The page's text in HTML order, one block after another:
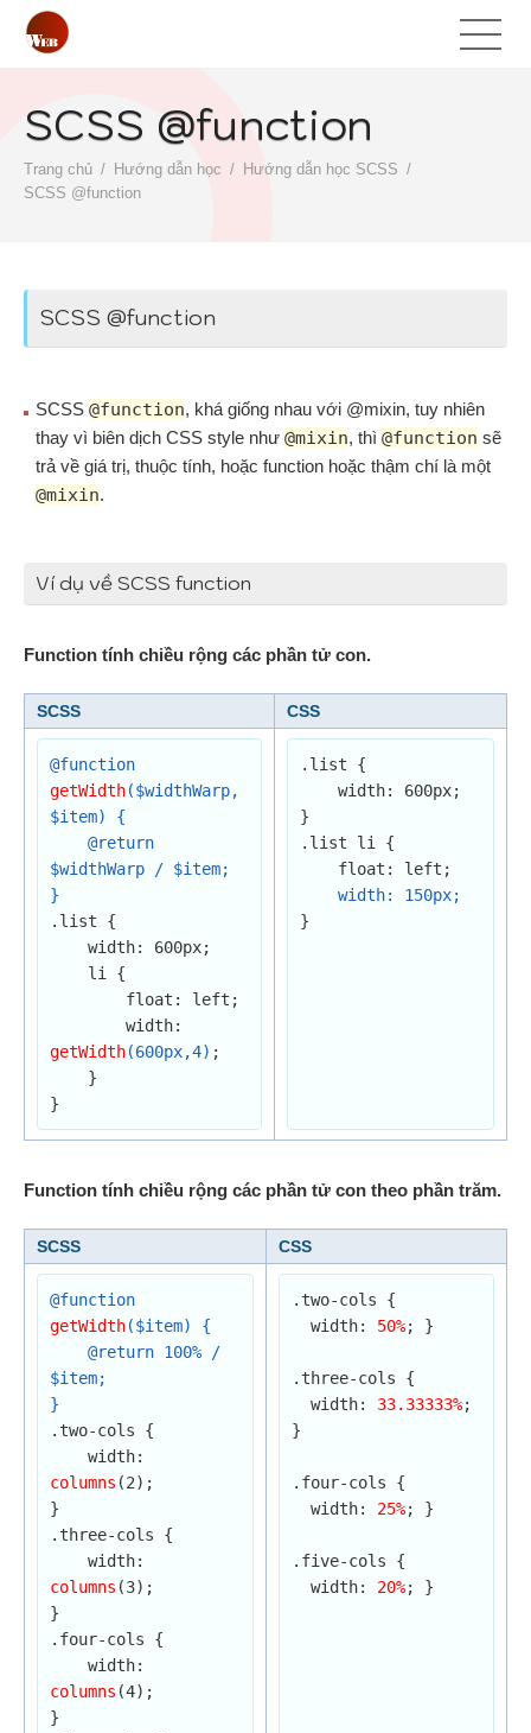
SCSS @function
Trang chủ Hướng dẫn học
Hướng dẫn học SCSS
SCSS @function
SCSS @function
SCSS @function, khá giống nhau với @mixin, tuy nhiên
thay vì biên dịch CSS style như @mixin, thì @function sẽ
trả về giá trị, thuộc tính, hoặc function hoặc thậm chí là một
@mixin.
Ví dụ về SCSS function
Function tính chiều rộng các phần tử con.
SCSS CSS
getWidth($widthWarp,
$item) {
$widthWarp / $item;
}
.list {
getWidth(600px,4) ;
}
.list {
}
.list li {
width: 150px;
}
Function tính chiều rộng các phần tử con theo phần trăm.
SCSS CSS
getWidth($item) {
$item;
}
.two-cols {
columns (2);
}
.three-cols {
columns (3);
}
.four-cols {
columns (4);
}
.two-cols {
  width:
50%; }
.three-cols {
  width:
33.33333%;
}
.four-cols {
  width:
25%; }
.five-cols {
  width:
20%